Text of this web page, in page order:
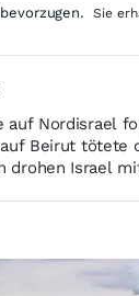
auf Nordisrael
Beirut tötete
drohen Israel
Sie